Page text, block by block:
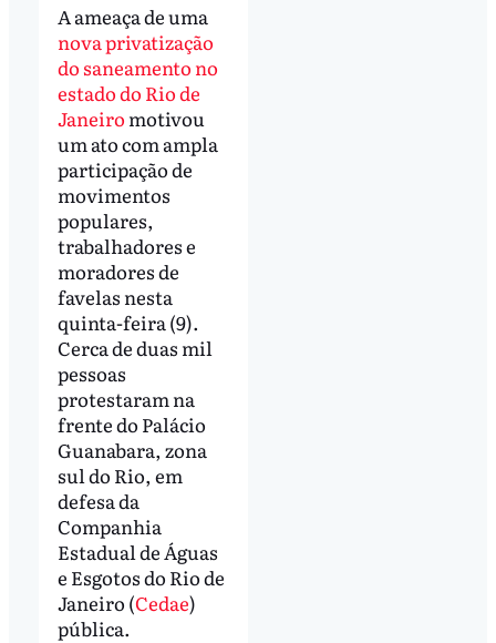
A ameaça de uma
nova privatização
do saneamento no
estado do Rio de
Janeiro motivou
um ato com ampla
participação de
movimentos
populares,
trabalhadores e
moradores de
favelas nesta
quinta-feira (9).
Cerca de duas mil
pessoas
protestaram na
frente do Palácio
Guanabara, zona
sul do Rio, em
defesa da
Companhia
Estadual de Águas
e Esgotos do Rio de
Janeiro (Cedae)
pública.